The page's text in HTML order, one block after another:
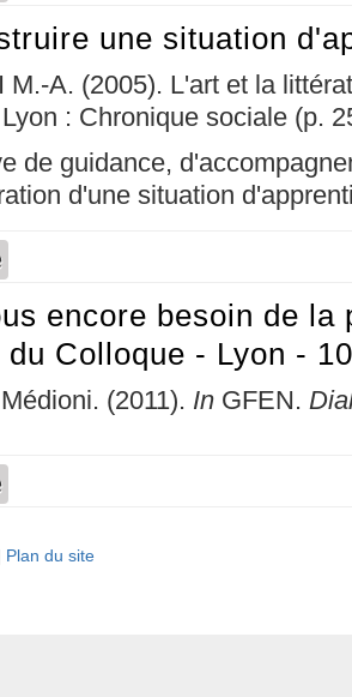
une situation
M.-A. (2005). L'art et la
: Chronique sociale (p.
de guidance,
d'une situation
encore besoin de la
du Colloque - Lyon -
(2011). In GFEN.
Plan du site